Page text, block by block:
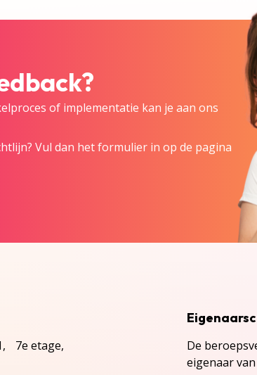
of implementatie kan je aan ons
Vul dan het formulier in op de pagina
7e etage,
De
eigenaar